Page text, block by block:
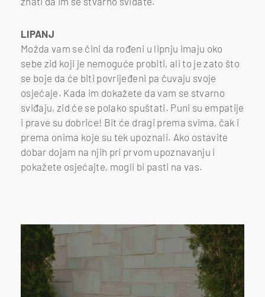
LIPANJ
Možda vam se čini da rođeni u lipnju imaju oko
sebe zid koji je nemoguće probiti, ali to je zato što
se boje da će biti povrijeđeni pa čuvaju svoje
osjećaje. Kada im dokažete da vam se stvarno
sviđaju, zid će se polako spuštati. Puni su empatije
i prave su dobrice! Bit će dragi prema svima, čak i
prema onima koje su tek upoznali. Ako ostavite
dobar dojam na njih pri prvom upoznavanju i
pokažete osjećajte, mogli bi pasti na vas.